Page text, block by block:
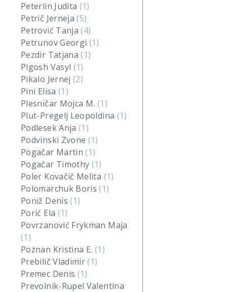
Peterlin Judita (1)
Petrič Jerneja(5)
Petrović Tanja(4)
Petrunov Georgi (1)
Pezdir Tatjana(1)
Pigosh Vasyl (1)
Pikalo Jernej(2)
Pini Elisa (1)
Plesničar Mojca M. (1)
Plut-Pregelj Leopoldina (1)
Podlesek Anja(1)
Podvinski Zvone (1)
Pogačar Martin(1)
Pogačar Timothy (1)
Poler Kovačič Melita (1)
Polomarchuk Boris(1)
Poniž Denis(1)
Porić Ela (1)
Povrzanović Frykman Maja
(1)
Poznan Kristina E. (1)
Prebilič Vladimir(1)
Premec Denis (1)
Prevolnik-Rupel Valentina